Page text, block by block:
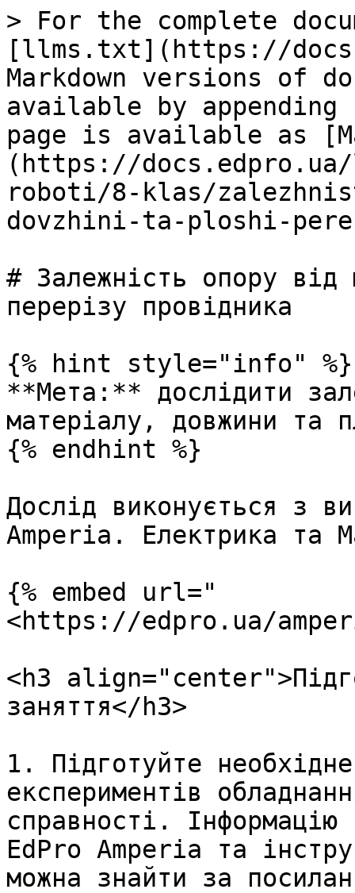
> For the complete
[llms.txt](https://
Markdown versions of
available by
page is available as
(https://
roboti/8-klas/
dovzhini-ta-ploshi-
# Залежність опору
перерізу провідника
{% hint style="info" %}
**Мета:** дослідити
матеріалу, довжини та
{% endhint %}
Дослід виконується з
Amperia. Електрика та
{% embed url="
<https://edpro.ua/
<h3
заняття</h3>
1. Підготуйте
експериментів
справності.
EdPro Amperia та
можна знайти за